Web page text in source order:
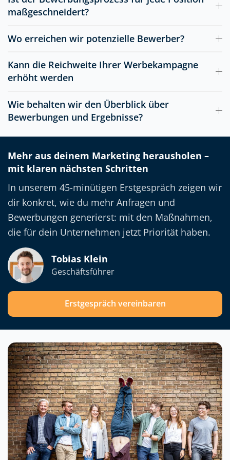
reibungslos, und unsere Wünsche wurden genau
so umgesetzt, wie wir es uns vorgestellt haben.
nach den Vorgaben des Styleguides der
und das Ergebnis kann sich wirklich sehen lassen.
sind rundum zufrieden. Absolut empfehlenswert!
Vielen Dank an das ganze Team!
Mehr anzeigen
Armin Hellberg
Marketing, Lebenshilfe Worms
Die Jungs sind richtig klasse, genau so stelle ich
mir eine gute Zusammenarbeit vor. Meine
Erwartungshaltung liegt immer über dem Schnitt
und wird bisher vom sun concept Team mehr als
erfüllt.
Jan Graevenstein
Geschäftsführer, SHComputersysteme GmbH
sun concept begleitet uns nun schon seit vielen
Jahren. Wir sind sehr zufrieden mit der
Zusammenarbeit. Sie sind für uns wichtige
Partner, die nicht nur einfach Aufträge
abarbeiten, sondern sich in unsere spezielle
Branche eingearbeitet haben und uns wertvolle
Anregungen geben, um unsere Website und
somit unser Geschäft weiterzuentwickeln.
Mehr anzeigen
Carsten Bresser
Geschäftsführer, WPD Wartungs- und
Prüfungsdienst GmbH
Die langjährige Zusammenarbeit ist geprägt von
einem menschlichen, unkomplizierten, direkten,
maßgeschneidert?
Wo erreichen wir potenzielle Bewerber?
Kann die Reichweite Ihrer Werbekampagne
erhöht werden
Wie behalten wir den Überblick über
Bewerbungen und Ergebnisse?
Mehr aus deinem Marketing herausholen –
mit klaren nächsten Schritten
In unserem 45-minütigen Erstgespräch zeigen wir
dir konkret, wie du mehr Anfragen und
Bewerbungen generierst: mit den Maßnahmen,
die für dein Unternehmen jetzt Priorität haben.
Tobias Klein
Geschäftsführer
Erstgespräch vereinbaren